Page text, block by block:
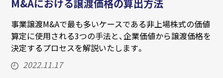
M&Aにおける譲渡価格の算出方法
事業譲渡M&Aで最も多いケースである非上場株式の価値
算定に使用される3つの手法と、企業価値から譲渡価格を
決定するプロセスを解説いたします。
2022.11.17